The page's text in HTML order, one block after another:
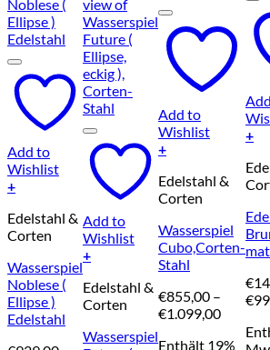
Add to
Wishlist
+
Produkt
weist
Varianten
auf.
Die
Optionen
Edelstahl &
Corten
Wasserspiel
Noblese (
Ellipse )
Edelstahl
Add to
Wishlist
+
Dieses
Produkt
weist
Varianten
Edelstahl &
Corten
Wasserspiel
Add to
Wishlist
+
Produkt
weist
Varianten
auf.
Die
können
auf
der
Edelstahl &
Corten
Wasserspiel
Cubo,Corten-
Stahl
€855,00 –
€1.099,00
Enthält 19%
+
auf.
Die
auf
der
€
€